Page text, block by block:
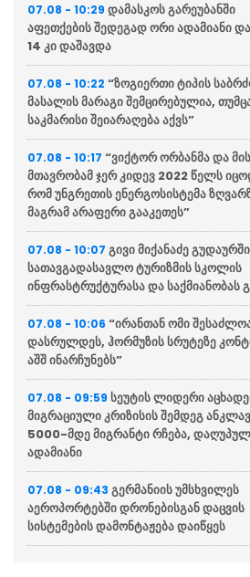
07.08 - 10:29 დამასკოს გარეუბანში
აფეთქების შედეგად ორი ადამიანი
14 კი დაშავდა
07.08 - 10:22 “ზოგიერთი ტიპის
მასალის მარაგი შემცირებულია,
საკმარისი შეიარაღება აქვს”
07.08 - 10:17 “ვიქტორ ორბანმა და
მთავრობამ ჯერ კიდევ 2022 წელს
რომ უნგრეთის ენერგოსისტემა
მაგრამ არაფერი გააკეთეს”
07.08 - 10:07 გივი მიქანაძე გუდაურში
სათავგადასავლო ტურიზმის სკოლის
ინფრასტრუქტურასა და საქმიანობას
07.08 - 10:06 “ირანთან ომი
დასრულდეს, ჰორმუზის სრუტეზე
აშშ ინარჩუნებს”
07.08 - 09:59 სეუტის ლიდერი
მიგრაციული კრიზისის შემდეგ
5000-მდე მიგრანტი რჩება,
ადამიანი
07.08 - 09:43 გერმანიის უმსხვილეს
აეროპორტებში დრონებისგან დაცვის
სისტემების დამონტაჟება დაიწყეს